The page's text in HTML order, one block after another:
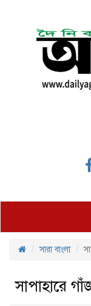
সারা বাংলা
সাপাহারে